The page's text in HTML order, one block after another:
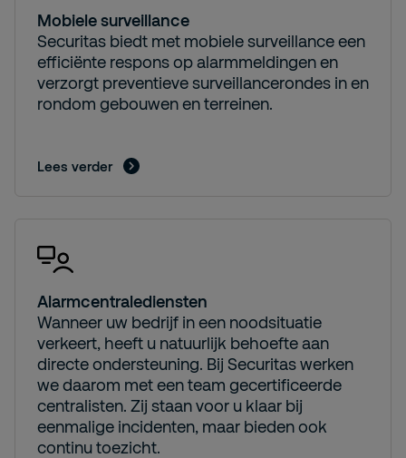
Mobiele surveillance
Securitas biedt met mobiele surveillance een
efficiënte respons op alarmmeldingen en
verzorgt preventieve surveillancerondes in en
rondom gebouwen en terreinen.
Lees verder
Alarmcentralediensten
Wanneer uw bedrijf in een noodsituatie
verkeert, heeft u natuurlijk behoefte aan
directe ondersteuning. Bij Securitas werken
we daarom met een team gecertificeerde
centralisten. Zij staan voor u klaar bij
eenmalige incidenten, maar bieden ook
continu toezicht.